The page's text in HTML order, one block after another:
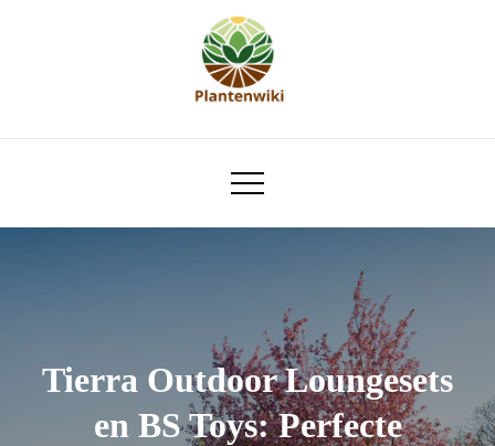
plantenwiki.nl
Tierra Outdoor Loungesets
en BS Toys: Perfecte